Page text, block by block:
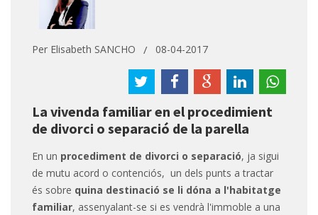
Per Elisabeth SANCHO 08-04-2017
La vivenda familiar en el procedimient
de divorci o separació de la parella
En un procediment de divorci o separació, ja sigui
de mutu acord o contenciós, un dels punts a tractar
és sobre quina destinació se li dóna a l'habitatge
familiar, assenyalant-se si es vendrà l'immoble a una